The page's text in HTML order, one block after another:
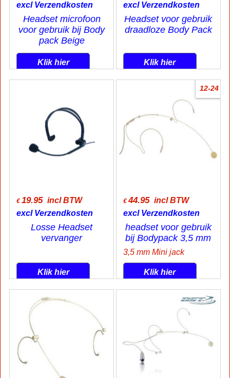
excl Verzendkosten
Headset microfoon
voor gebruik bij Body
pack Beige
Klik hier
excl Verzendkosten
Headset voor gebruik
draadloze Body Pack
Klik hier
€ 19.95 incl BTW
excl Verzendkosten
Losse Headset
vervanger
Klik hier
12-24
€ 44.95 incl BTW
excl Verzendkosten
headset voor gebruik
bij Bodypack 3,5 mm
3,5 mm Mini jack
Klik hier